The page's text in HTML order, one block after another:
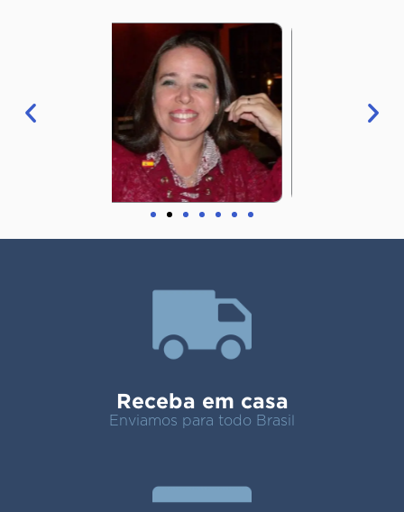
Receba em casa
Enviamos para todo Brasil